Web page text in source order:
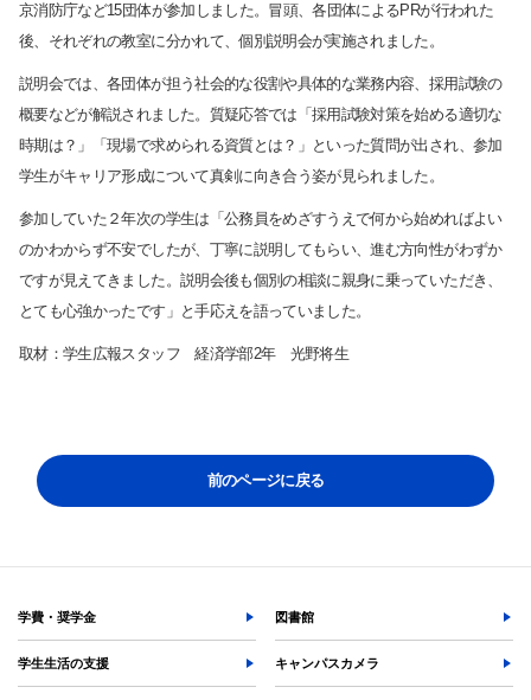
サイト内検索
検索する
よく検索されるページ
各種証明書の発行
奨学金
京消防庁など15団体が参加しました。冒頭、各団体によるPRが行われた
後、それぞれの教室に分かれて、個別説明会が実施されました。
説明会では、各団体が担う社会的な役割や具体的な業務内容、採用試験の
概要などが解説されました。質疑応答では「採用試験対策を始める適切な
時期は？」「現場で求められる資質とは？」といった質問が出され、参加
学生がキャリア形成について真剣に向き合う姿が見られました。
参加していた２年次の学生は「公務員をめざすうえで何から始めればよい
のかわからず不安でしたが、丁寧に説明してもらい、進む方向性がわずか
ですが見えてきました。説明会後も個別の相談に親身に乗っていただき、
とても心強かったです」と手応えを語っていました。
取材：学生広報スタッフ 経済学部2年 光野将生
前のページに戻る
学費・奨学金 図書館
学生生活の支援 キャンパスカメラ